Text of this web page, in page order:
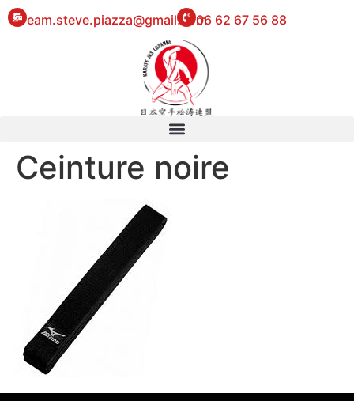
eam.steve.piazza@gmail.com06 62 67 56 88
Ceinture noire